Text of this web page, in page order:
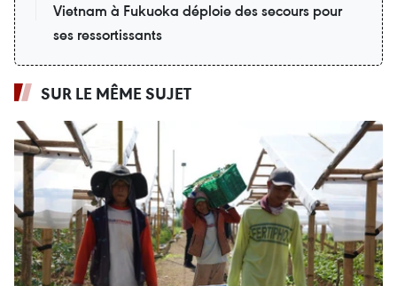
Vietnam à Fukuoka déploie des secours pour
ses ressortissants
SUR LE MÊME SUJET